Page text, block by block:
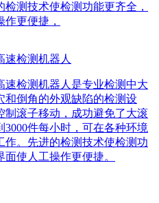
测技术使检测功能更齐全，
更便捷，
速检测机器人
速检测机器人是专业检测中大
和倒角的外观缺陷的检测设
制滚子移动，成功避免了大滚
件每小时，可在各种环境
作。先进的检测技术使检测功
使人工操作更便捷。